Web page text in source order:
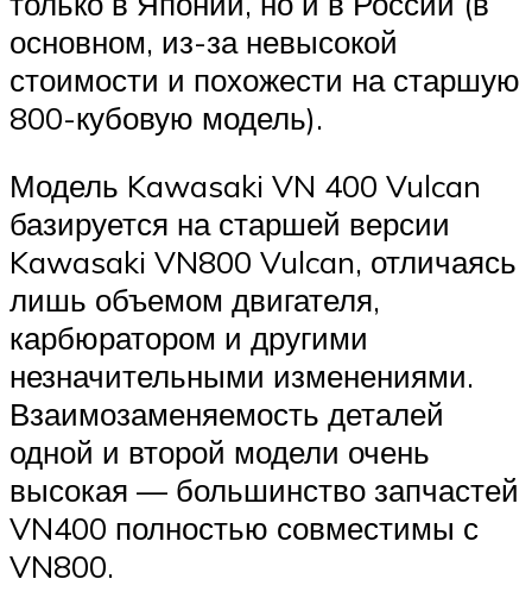
основном, из-за невысокой
стоимости и похожести на старшую
800-кубовую модель).
Модель Kawasaki VN 400 Vulcan
базируется на старшей версии
Kawasaki VN800 Vulcan, отличаясь
лишь объемом двигателя,
карбюратором и другими
незначительными изменениями.
Взаимозаменяемость деталей
одной и второй модели очень
высокая — большинство запчастей
VN400 полностью совместимы с
VN800.